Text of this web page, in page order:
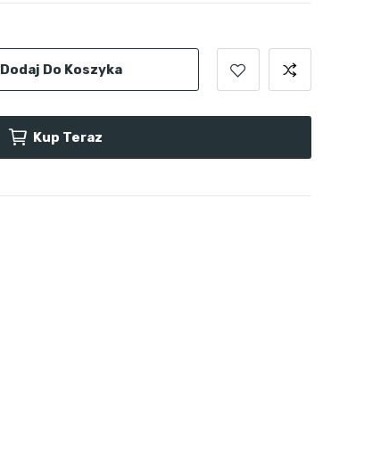
Dodaj Do Koszyka
Kup Teraz